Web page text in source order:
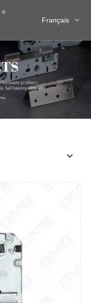
Français
العربية
Pусский
Español